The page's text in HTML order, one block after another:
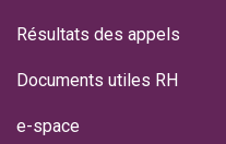
Résultats des appels
Documents utiles RH
e-space